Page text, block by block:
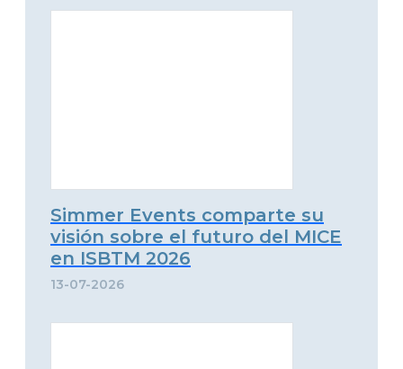
Simmer Events comparte su
visión sobre el futuro del MICE
en ISBTM 2026
13-07-2026